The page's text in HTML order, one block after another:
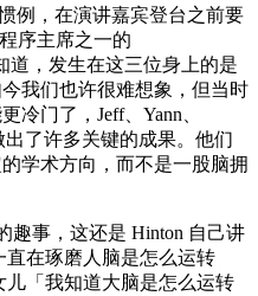
，在演讲嘉宾登台之前要
序主席之一的
道，发生在这三位身上的是
我们也许很难想象，但当时
冷门了，Jeff、Yann、
出了许多关键的成果。他们
学术方向，而不是一股脑拥
事，这还是 Hinton 自己讲
直在琢磨人脑是怎么运转
儿「我知道大脑是怎么运转